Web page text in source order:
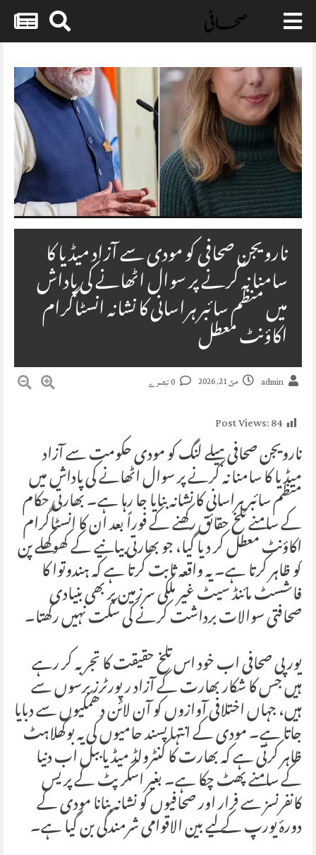
Skip
content
نارویجن صحافی کو مودی سے آزاد میڈیا کا
سامنا نہ کرنے پر سوال اٹھانے کی پاداش
میں منظم سائبر ہراسانی کا نشانہ انسٹاگرام
اکاؤنٹ معطل
admin مئ 21, 2026
Post Views:84
نارویجن صحافی ہیلے لنگ کو مودی حکومت سے آزاد
میڈیا کا سامنا نہ کرنے پر سوال اٹھانے کی پاداش میں
منظم سائبر ہراسانی کا نشانہ بنایا جا رہا ہے۔ بھارتی حکام
کے سامنے تلخ حقائق رکھنے کے فوراً بعد ان کا انسٹاگرام
اکاؤنٹ معطل کر دیا گیا، جو بھارتی بیانیے کے کھوکھلے پن
کو ظاہر کرتا ہے۔ یہ واقعہ ثابت کرتا ہے کہ ہندوتوا کا
فاشسٹ مائنڈ سیٹ غیر ملکی سرزمین پر بھی بنیادی
صحافتی سوالات برداشت کرنے کی سکت نہیں رکھتا۔
یورپی صحافی اب خود اس تلخ حقیقت کا تجربہ کر رہے
ہیں جس کا شکار بھارت کے آزاد رپورٹرز برسوں سے
ہیں، جہاں اختلافی آوازوں کو آن لائن دھمکیوں سے دبایا
جاتا ہے۔ مودی کے انتہا پسند حامیوں کی یہ بوکھلاہٹ
ظاہر کرتی ہے کہ بھارت کا کنٹرولڈ میڈیا ببل اب دنیا
کے سامنے پھٹ چکا ہے۔ بغیر اسکرپٹ کے پریس
کانفرنسز سے فرار اور صحافیوں کو نشانہ بنانا مودی کے
دورۂ یورپ کے لیے بین الاقوامی شرمندگی بن گیا ہے۔